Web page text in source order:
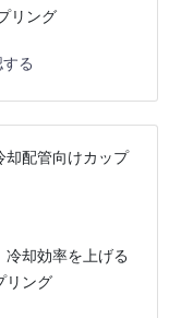
リング
る
配管向けカップ
却効率を上げる
リング